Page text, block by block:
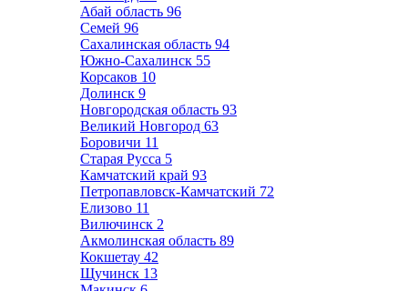
Абай область 96
Семей 96
Сахалинская область 94
Южно-Сахалинск 55
Корсаков 10
Долинск 9
Новгородская область 93
Великий Новгород 63
Боровичи 11
Старая Русса 5
Камчатский край 93
Петропавловск-Камчатский 72
Елизово 11
Вилючинск 2
Акмолинская область 89
Кокшетау 42
Щучинск 13